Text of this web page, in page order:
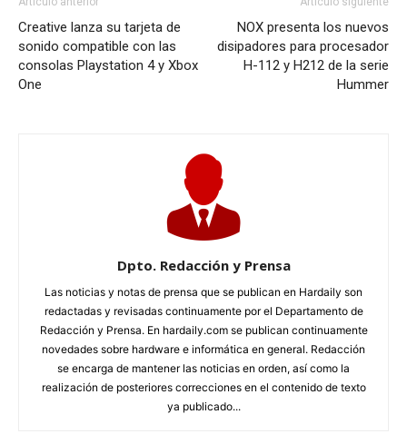
Creative lanza su tarjeta de
sonido compatible con las
consolas Playstation 4 y Xbox
One
NOX presenta los nuevos
disipadores para procesador
H-112 y H212 de la serie
Hummer
Dpto. Redacción y Prensa
Las noticias y notas de prensa que se publican en Hardaily son
redactadas y revisadas continuamente por el Departamento de
Redacción y Prensa. En hardaily.com se publican continuamente
novedades sobre hardware e informática en general. Redacción
se encarga de mantener las noticias en orden, así como la
realización de posteriores correcciones en el contenido de texto
ya publicado...